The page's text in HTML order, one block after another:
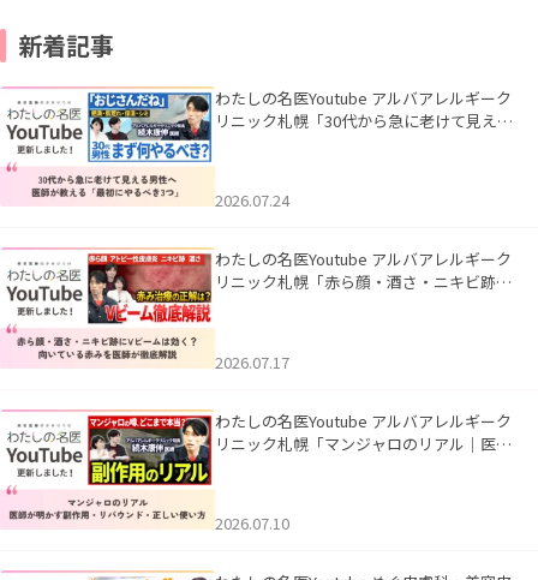
新着記事
わたしの名医Youtube アルバアレルギーク
リニック札幌「30代から急に老けて見える
2026.07.24
わたしの名医Youtube アルバアレルギーク
リニック札幌「赤ら顔・酒さ・ニキビ跡に
2026.07.17
わたしの名医Youtube アルバアレルギーク
リニック札幌「マンジャロのリアル｜医師
2026.07.10